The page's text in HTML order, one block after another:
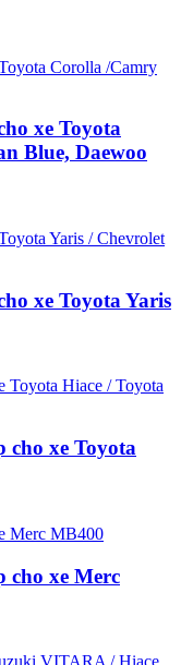
xe Toyota
Blue, Daewoo
xe Toyota Yaris
cho xe Toyota
cho xe Merc